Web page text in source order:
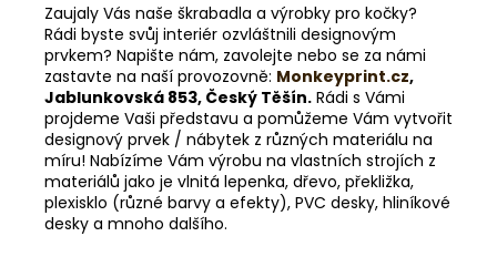
Zaujaly Vás naše škrabadla a výrobky pro kočky?
Rádi byste svůj interiér ozvláštnili designovým
prvkem? Napište nám, zavolejte nebo se za námi
zastavte na naší provozovně: Monkeyprint.cz,
Jablunkovská 853, Český Těšín. Rádi s Vámi
projdeme Vaši představu a pomůžeme Vám vytvořit
designový prvek / nábytek z různých materiálu na
míru! Nabízíme Vám výrobu na vlastních strojích z
materiálů jako je vlnitá lepenka, dřevo, překližka,
plexisklo (různé barvy a efekty), PVC desky, hliníkové
desky a mnoho dalšího.